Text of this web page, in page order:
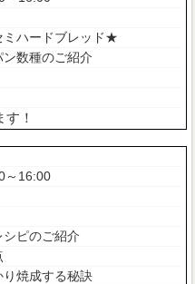
ハードブレッド★
ン数種のご紹介
！
～16:00
シピのご紹介
り焼成する秘訣